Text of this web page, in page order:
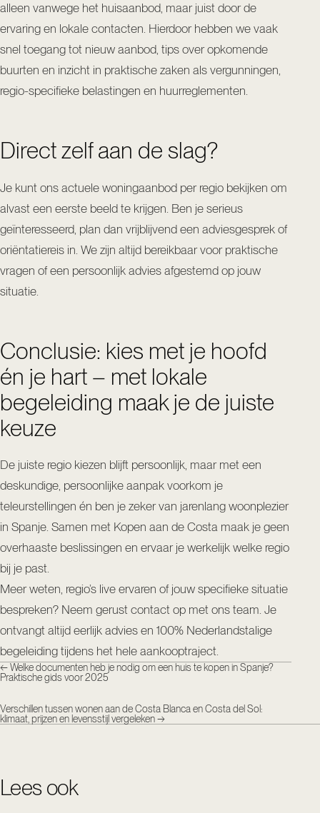
alleen vanwege het huisaanbod, maar juist door de
ervaring en lokale contacten. Hierdoor hebben we vaak
snel toegang tot nieuw aanbod, tips over opkomende
buurten en inzicht in praktische zaken als vergunningen,
regio-specifieke belastingen en huurreglementen.
Direct zelf aan de slag?
Je kunt ons actuele woningaanbod per regio bekijken om
alvast een eerste beeld te krijgen. Ben je serieus
geïnteresseerd, plan dan vrijblijvend een adviesgesprek of
oriëntatiereis in. We zijn altijd bereikbaar voor praktische
vragen of een persoonlijk advies afgestemd op jouw
situatie.
Conclusie: kies met je hoofd
én je hart – met lokale
begeleiding maak je de juiste
keuze
De juiste regio kiezen blijft persoonlijk, maar met een
deskundige, persoonlijke aanpak voorkom je
teleurstellingen én ben je zeker van jarenlang woonplezier
in Spanje. Samen met Kopen aan de Costa maak je geen
overhaaste beslissingen en ervaar je werkelijk welke regio
bij je past.
Meer weten, regio’s live ervaren of jouw specifieke situatie
bespreken? Neem gerust contact op met ons team . Je
ontvangt altijd eerlijk advies en 100% Nederlandstalige
begeleiding tijdens het hele aankooptraject.
←Welke documenten heb je nodig om een huis te kopen in Spanje?
Praktische gids voor 2025
Verschillen tussen wonen aan de Costa Blanca en Costa del Sol:
klimaat, prijzen en levensstijl vergeleken→
Lees ook